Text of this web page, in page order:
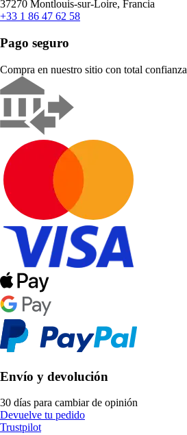
37270 Montlouis-sur-Loire, Francia
+33 1 86 47 62 58
Pago seguro
Compra en nuestro sitio con total confianza
Envío y devolución
30 días para cambiar de opinión
Devuelve tu pedido
Trustpilot